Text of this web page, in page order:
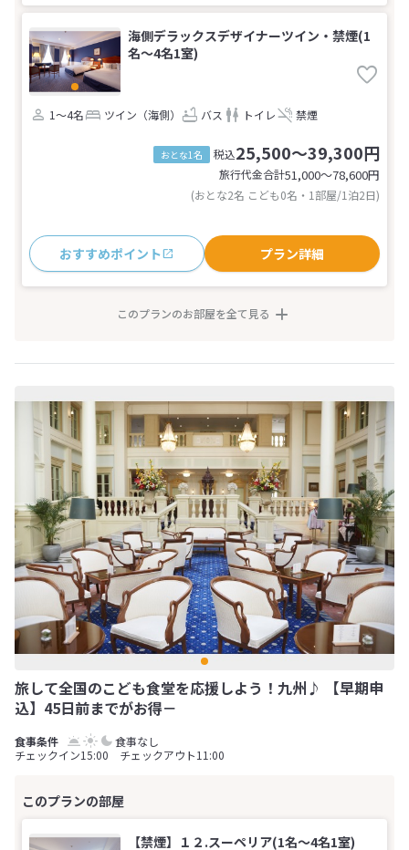
海側デラックスデザイナーツイン・禁煙(1
名～4名1室)
1～4名 ツイン（海側） バス トイレ 禁煙
おとな1名 税込25,500～39,300円
旅行代金合計51,000〜78,600円
(おとな2名 こども0名・1部屋/1泊2日)
おすすめポイント プラン詳細
このプランのお部屋を全て見る
旅して全国のこども食堂を応援しよう！九州♪ 【早期申
込】45日前までがお得－
食事なし
チェックイン15:00 チェックアウト11:00
【禁煙】１２.スーペリア(1名～4名1室)